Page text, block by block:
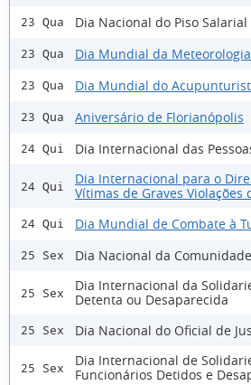
23 Qua Dia Nacional do Piso
23 Qua Dia Mundial da Meteorologia
23 Qua Dia Mundial do
23 Qua Aniversário de Florianópolis
24 Qui Dia Internacional das
24 Qui
Dia Internacional para o
Vítimas de Graves Violações
24 Qui Dia Mundial de Combate à
25 Sex Dia Nacional da
25 Sex
Dia Internacional da
Detenta ou Desaparecida
25 Sex Dia Nacional do Oficial de
25 Sex
Dia Internacional de
Funcionários Detidos e